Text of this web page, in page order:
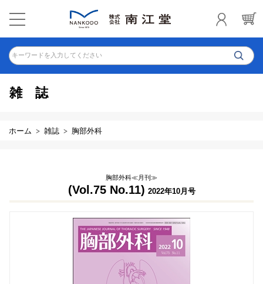
キーワードを入力してください
雑誌
ホーム 雑誌 胸部外科
胸部外科≪月刊≫
(Vol.75 No.11) 2022年10月号